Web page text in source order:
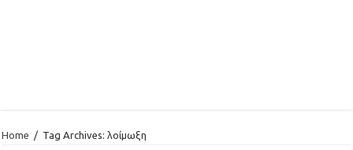
Home / Tag Archives: λοίμωξη